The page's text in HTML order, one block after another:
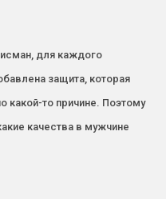
для каждого
защита, которая
какой-то причине. Поэтому
качества в мужчине